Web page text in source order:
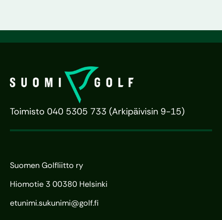
Toimisto 040 5305 733 (Arkipäivisin 9-15)
Suomen Golfliitto ry
Hiomotie 3 00380 Helsinki
etunimi.sukunimi@golf.fi